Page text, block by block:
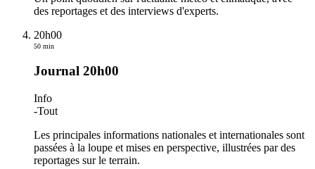
des reportages et des interviews d'experts.
20h00
50 min
Journal 20h00
Info
-Tout
Les principales informations nationales et internationales sont
passées à la loupe et mises en perspective, illustrées par des
reportages sur le terrain.